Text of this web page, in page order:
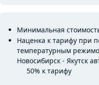
Минимальная
Наценка к тарифу при
температурным
Новосибирск - Якутск
50% к тарифу